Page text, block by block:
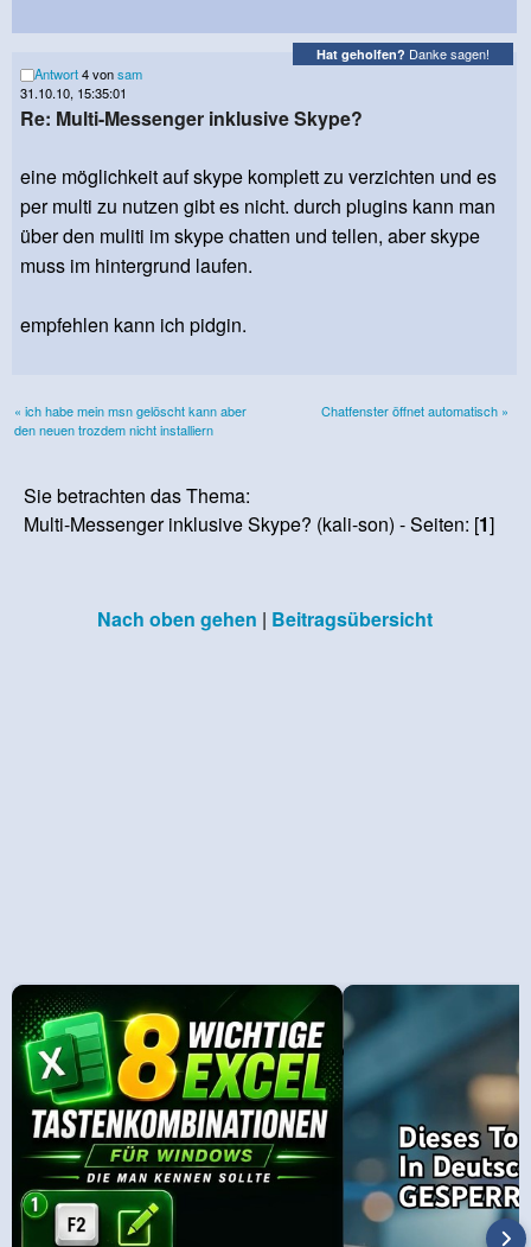
Hat geholfen? Danke sagen!
Antwort4 vonsam
31.10.10, 15:35:01
Re: Multi-Messenger inklusive Skype?
eine möglichkeit auf skype komplett zu verzichten und es
per multi zu nutzen gibt es nicht. durch plugins kann man
über den muliti im skype chatten und tellen, aber skype
muss im hintergrund laufen.
empfehlen kann ich pidgin.
« ich habe mein msn gelöscht kann aber
den neuen trozdem nicht installiern
Chatfenster öffnet automatisch »
Sie betrachten das Thema:
Multi-Messenger inklusive Skype? (kali-son) - Seiten: [1]
Nach oben gehen | Beitragsübersicht